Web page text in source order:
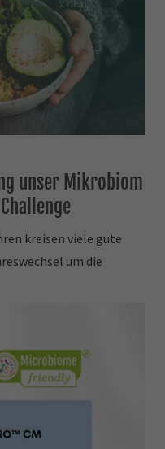
unser Mikrobiom
kreisen viele gute
um die